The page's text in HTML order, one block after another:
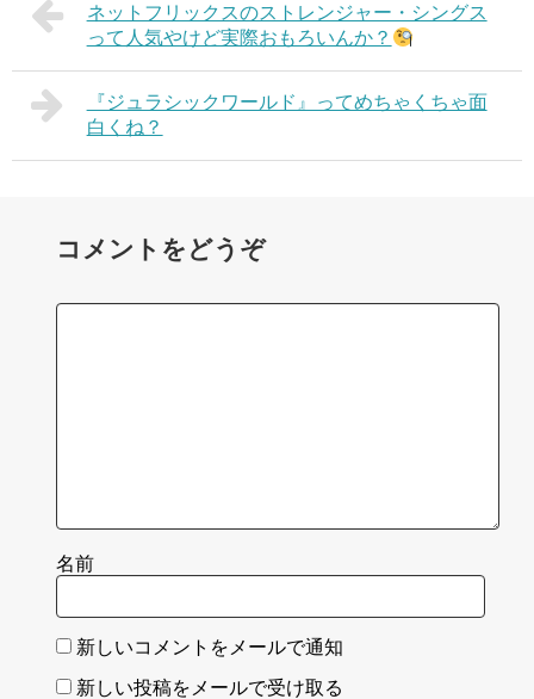
ネットフリックスのストレンジャー・シングス
って人気やけど実際おもろいんか？
『ジュラシックワールド』ってめちゃくちゃ面
白くね？
コメントをどうぞ
名前
新しいコメントをメールで通知
新しい投稿をメールで受け取る